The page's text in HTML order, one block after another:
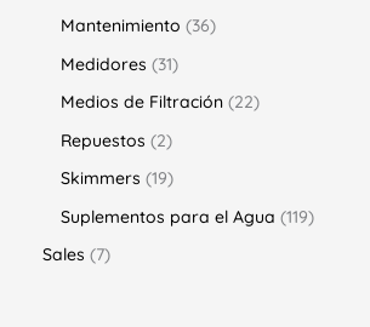
Mantenimiento
36
Medidores
31
Medios de Filtración 22
Repuestos
2
Skimmers 19
Suplementos para el Agua 119
Sales
7